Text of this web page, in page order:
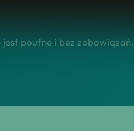
poufne i bez zobowiązań.